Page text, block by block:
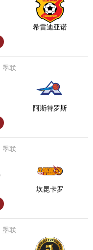
希雷迪亚诺
墨联
阿斯特罗斯
墨联
坎昆卡罗
墨联